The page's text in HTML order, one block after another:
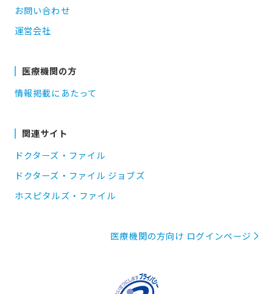
お問い合わせ
運営会社
医療機関の方
情報掲載にあたって
関連サイト
ドクターズ・ファイル
ドクターズ・ファイル ジョブズ
ホスピタルズ・ファイル
医療機関の方向け ログインページ